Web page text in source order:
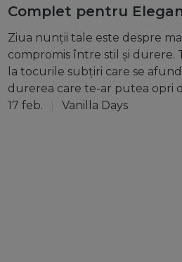
Complet pentru
Ziua nunții tale este despre
compromis între stil și durere.
la tocurile subțiri care se
durerea care te-ar putea opri
17 feb.
Vanilla Days